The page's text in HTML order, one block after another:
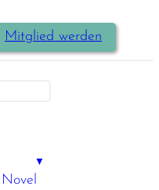
Mitglied werden
▼